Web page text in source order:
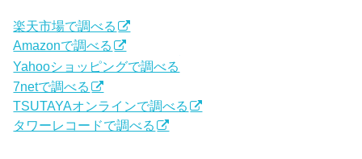
楽天市場で調べる
Amazonで調べる
Yahooショッピングで調べる
7netで調べる
TSUTAYAオンラインで調べる
タワーレコードで調べる